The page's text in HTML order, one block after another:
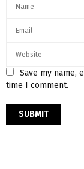
Save my name,
time I comment.